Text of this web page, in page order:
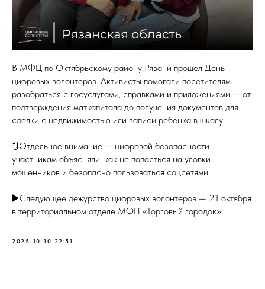
В МФЦ по Октябрьскому району Рязани прошел День
цифровых волонтеров. Активисты помогали посетителям
разобраться с госуслугами, справками и приложениями — от
подтверждения маткапитала до получения документов для
сделки с недвижимостью или записи ребенка в школу.
🔃Отдельное внимание — цифровой безопасности:
участникам объясняли, как не попасться на уловки
мошенников и безопасно пользоваться соцсетями.
▶️Следующее дежурство цифровых волонтеров — 21 октября
в территориальном отделе МФЦ «Торговый городок».
2025-10-10 22:51